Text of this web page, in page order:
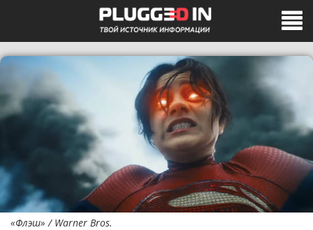
«Флэш» / Warner Bros.